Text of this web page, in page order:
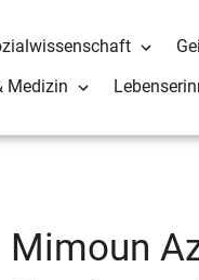
Medizin
Mimoun